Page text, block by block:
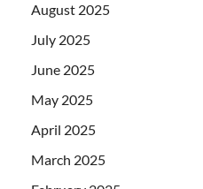
August 2025
July 2025
June 2025
May 2025
April 2025
March 2025